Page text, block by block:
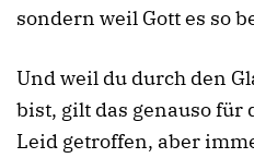
sondern weil Gott es so
Und weil du durch den
bist, gilt das genauso für
Leid getroffen, aber